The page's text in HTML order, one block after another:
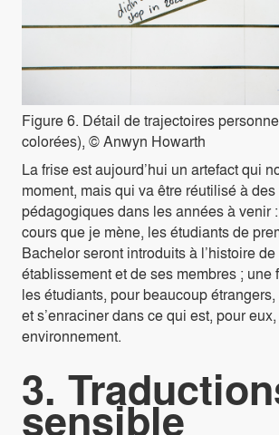
Figure 6. Détail de trajectoires
colorées), © Anwyn Howarth
La frise est aujourd’hui un artefact qui
moment, mais qui va être réutilisé à
pédagogiques dans les années à venir
cours que je mène, les étudiants de
Bachelor seront introduits à l’histoire
établissement et de ses membres ; une
les étudiants, pour beaucoup
et s’enraciner dans ce qui est, pour
environnement.
3.
sensible